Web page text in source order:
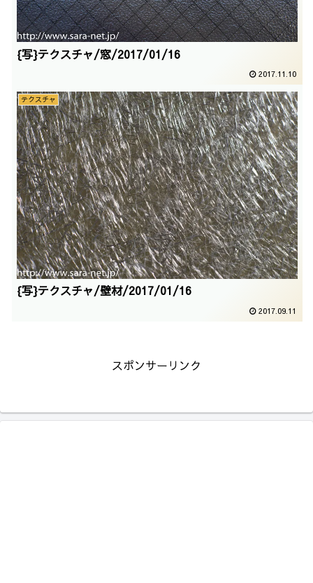
{写}テクスチャ/窓/2017/01/16
2017.11.10
テクスチャ
{写}テクスチャ/壁材/2017/01/16
2017.09.11
スポンサーリンク